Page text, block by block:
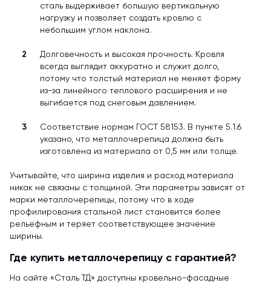
сталь выдерживает большую вертикальную
нагрузку и позволяет создать кровлю с
небольшим углом наклона.
Долговечность и высокая прочность. Кровля
всегда выглядит аккуратно и служит долго,
потому что толстый материал не меняет форму
из-за линейного теплового расширения и не
выгибается под снеговым давлением.
Соответствие нормам ГОСТ 58153. В пункте 5.1.6
указано, что металлочерепица должна быть
изготовлена из материала от 0,5 мм или толще.
Учитывайте, что ширина изделия и расход материала
никак не связаны с толщиной. Эти параметры зависят от
марки металлочерепицы, потому что в ходе
профилирования стальной лист становится более
рельефным и теряет соответствующее значение
ширины.
Где купить металлочерепицу с гарантией?
На сайте «Сталь ТД» доступны кровельно-фасадные